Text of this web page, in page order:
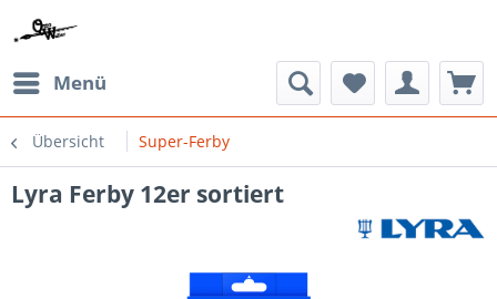
Menü
Übersicht Super-Ferby
Lyra Ferby 12er sortiert